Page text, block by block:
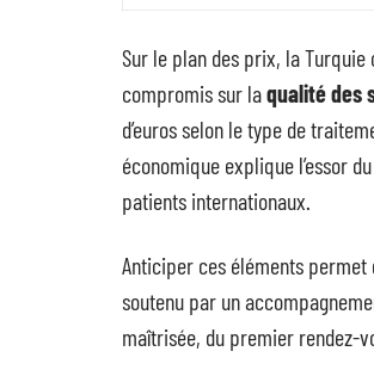
Sur le plan des prix, la
compromis sur laqualité des
d’euros selon le type de
économique explique l’essor
patients internationaux.
Anticiper ces éléments permet
soutenu par un
maîtrisée, du premier rendez-